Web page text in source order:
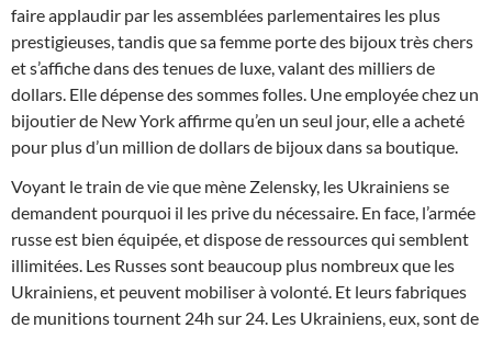
faire applaudir par les assemblées parlementaires les plus
prestigieuses, tandis que sa femme porte des bijoux très chers
et s’affiche dans des tenues de luxe, valant des milliers de
dollars. Elle dépense des sommes folles. Une employée chez un
bijoutier de New York affirme qu’en un seul jour, elle a acheté
pour plus d’un million de dollars de bijoux dans sa boutique.
Voyant le train de vie que mène Zelensky, les Ukrainiens se
demandent pourquoi il les prive du nécessaire. En face, l’armée
russe est bien équipée, et dispose de ressources qui semblent
illimitées. Les Russes sont beaucoup plus nombreux que les
Ukrainiens, et peuvent mobiliser à volonté. Et leurs fabriques
de munitions tournent 24h sur 24. Les Ukrainiens, eux, sont de